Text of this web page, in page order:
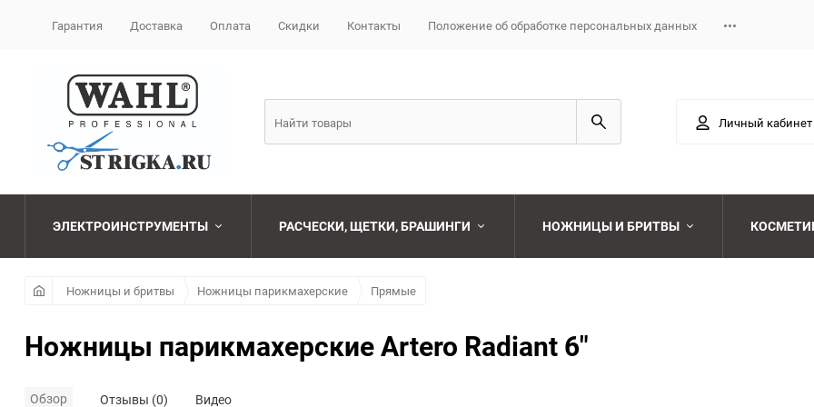
Гарантия Доставка Оплата Скидки Контакты Положение об обработке персональных данных
Личный кабинет
Машинки для стрижки
ЭЛЕКТРОИНСТРУМЕНТЫ
Наборы
РАСЧЕСКИ, ЩЕТКИ, БРАШИНГИ
Бритвы и лезвия
Ножницы
НОЖНИЦЫ И БРИТВЫ
FONEXНожницы и бритвы Ножницы парикмахерские Прямые
Ножницы парикмахерские Artero Radiant 6"
Обзор Отзывы (0) Видео